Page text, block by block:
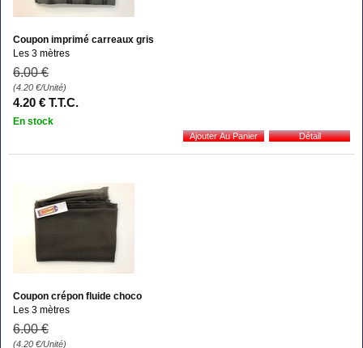
Coupon imprimé carreaux gris
Les 3 mètres
6.00 €
(4.20 €/Unité)
4.20 € T.T.C.
En stock
Coupon crépon fluide choco
Les 3 mètres
6.00 €
(4.20 €/Unité)